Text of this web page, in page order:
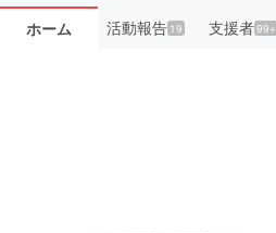
ホーム 活動報告19 支援者99+